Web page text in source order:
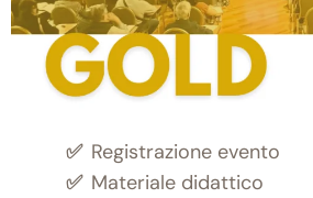
✅ Registrazione evento
✅ Materiale didattico